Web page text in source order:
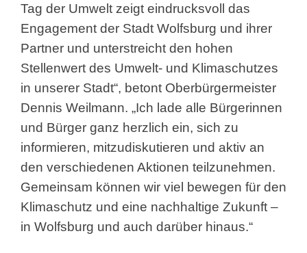
Tag der Umwelt zeigt eindrucksvoll das
Engagement der Stadt Wolfsburg und ihrer
Partner und unterstreicht den hohen
Stellenwert des Umwelt- und Klimaschutzes
in unserer Stadt“, betont Oberbürgermeister
Dennis Weilmann. „Ich lade alle Bürgerinnen
und Bürger ganz herzlich ein, sich zu
informieren, mitzudiskutieren und aktiv an
den verschiedenen Aktionen teilzunehmen.
Gemeinsam können wir viel bewegen für den
Klimaschutz und eine nachhaltige Zukunft –
in Wolfsburg und auch darüber hinaus.“